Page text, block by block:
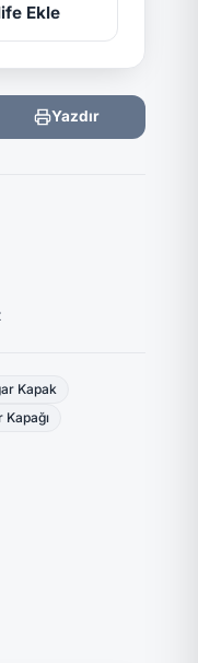
Ekle
Yazdır
Kapak
Kapağı